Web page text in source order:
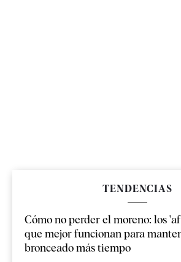
TENDENCIAS
Cómo no perder el moreno: los
que mejor funcionan para
bronceado más tiempo